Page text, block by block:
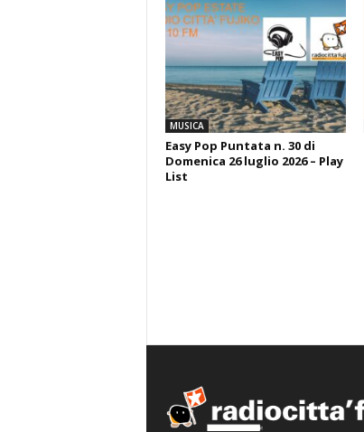
MUSICA
Easy Pop Puntata n. 30 di
Domenica 26 luglio 2026 – Play
List